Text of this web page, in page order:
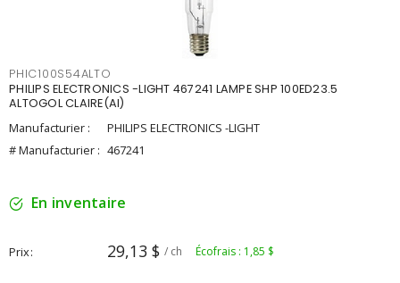
PHIC100S54ALTO
PHILIPS ELECTRONICS -LIGHT 467241 LAMPE SHP 100ED23.5
ALTOGOL CLAIRE(AI)
Manufacturier :
PHILIPS ELECTRONICS -LIGHT
# Manufacturier : 467241
En inventaire
Prix 29,13 $ / ch Écofrais : 1,85 $